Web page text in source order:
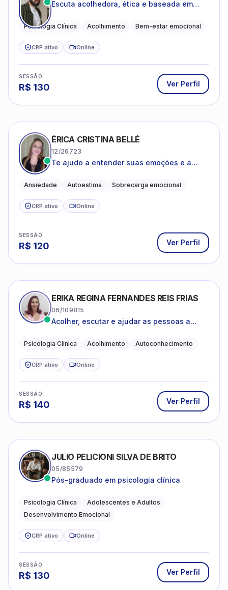
Escuta acolhedora, ética e baseada em
Psicologia Clínica Acolhimento Bem-estar emocional
CRP ativo Online
SESSÃO
R$ 130 Ver Perfil
ÉRICA CRISTINA BELLÉ
12/26723
Te ajudo a entender suas emoções e a
que você está vivendo
Ansiedade Autoestima Sobrecarga emocional
CRP ativo Online
SESSÃO
R$ 120 Ver Perfil
ERIKA REGINA FERNANDES REIS FRIAS
06/109815
Acolher, escutar e ajudar as pessoas a
Psicologia Clínica Acolhimento Autoconhecimento
CRP ativo Online
SESSÃO
R$ 140 Ver Perfil
JULIO PELICIONI SILVA DE BRITO
05/85579
Pós-graduado em psicologia clínica
Psicologia Clínica
Adolescentes e Adultos
Desenvolvimento Emocional
CRP ativo Online
SESSÃO
R$ 130 Ver Perfil